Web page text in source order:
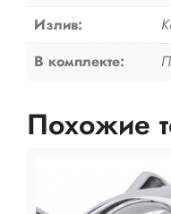
Излив:
В комплекте:
Похожие